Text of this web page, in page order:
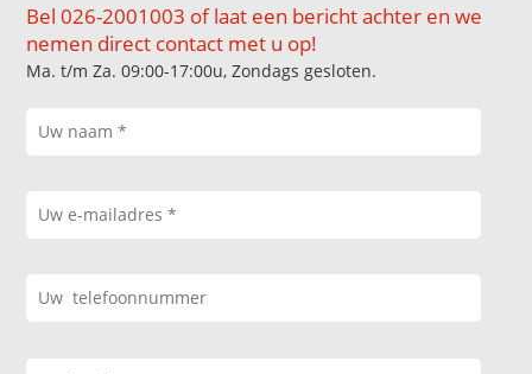
Bel 026-2001003 of laat een bericht achter en we
nemen direct contact met u op!
Ma. t/m Za. 09:00-17:00u, Zondags gesloten.